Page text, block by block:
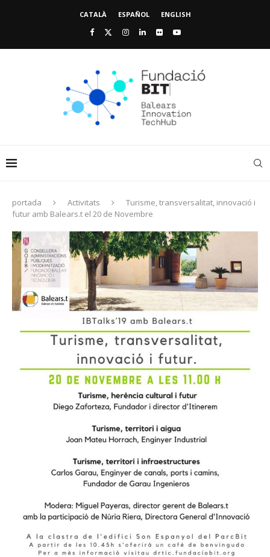
CATALÀ ESPAÑOL ENGLISH
portada Activitats
Turisme, transversalitat, innovació i
futur amb Balears.t el 20 de Novembre